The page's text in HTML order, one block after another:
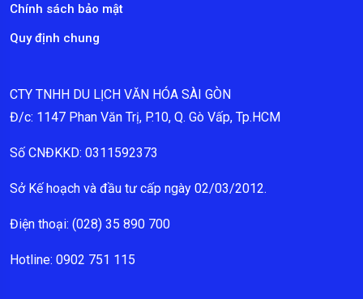
Chính sách bảo mật
Quy định chung
CTY TNHH DU LỊCH VĂN HÓA SÀI GÒN
Đ/c: 1147 Phan Văn Trị, P.10, Q. Gò Vấp, Tp.HCM
Số CNĐKKD: 0311592373
Sở Kế hoạch và đầu tư cấp ngày 02/03/2012.
Điện thoại: (028) 35 890 700
Hotline: 0902 751 115